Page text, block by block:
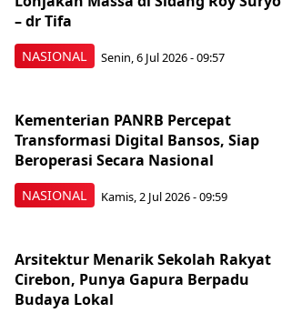
NASIONAL
– dr Tifa
Senin, 6 Jul 2026 - 09:57
NASIONAL
Kementerian PANRB Percepat
Transformasi Digital Bansos, Siap
Beroperasi Secara Nasional
Kamis, 2 Jul 2026 - 09:59
Arsitektur Menarik Sekolah Rakyat
Cirebon, Punya Gapura Berpadu
Budaya Lokal